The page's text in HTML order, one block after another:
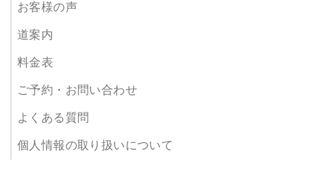
お客様の声
道案内
料金表
ご予約・お問い合わせ
よくある質問
個人情報の取り扱いについて